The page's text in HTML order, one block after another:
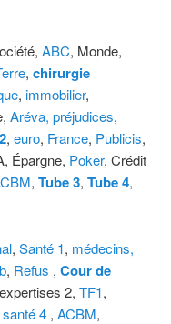
ABC, Monde,
, chirurgie
, immobilier,
Aréva, préjudices,
, euro, France, Publicis,
Épargne, Poker, Crédit
, Tube 3, Tube 4,
, Santé 1, médecins,
, Refus , Cour de
2, TF1,
santé 4, ACBM,